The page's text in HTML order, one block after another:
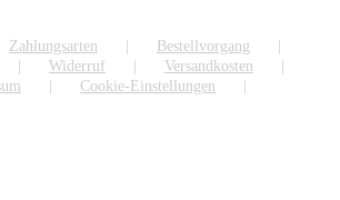
Zahlungsarten
Bestellvorgang
Widerruf
Versandkosten
Cookie-Einstellungen